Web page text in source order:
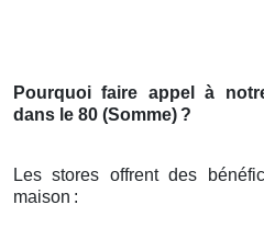
Pourquoi faire appel à
dans le 80 (Somme) ?
Les stores offrent des
maison :